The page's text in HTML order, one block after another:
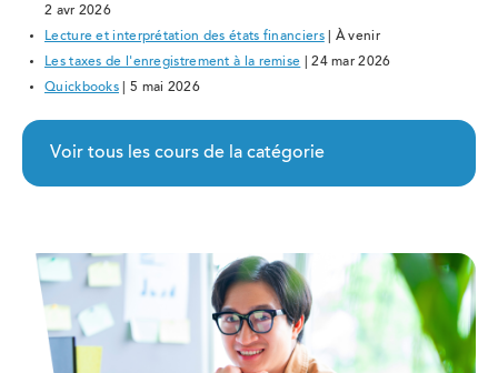
2 avr 2026
Lecture et interprétation des états financiers| À venir
Les taxes de l'enregistrement à la remise | 24 mar 2026
Quickbooks | 5 mai 2026
Voir tous les cours de la catégorie